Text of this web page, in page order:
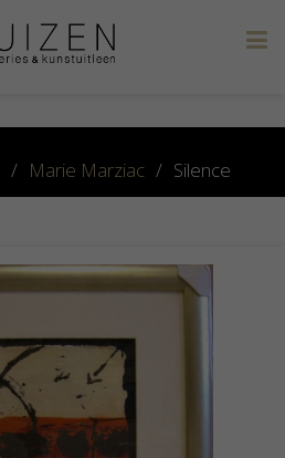
/ Marie Marziac / Silence